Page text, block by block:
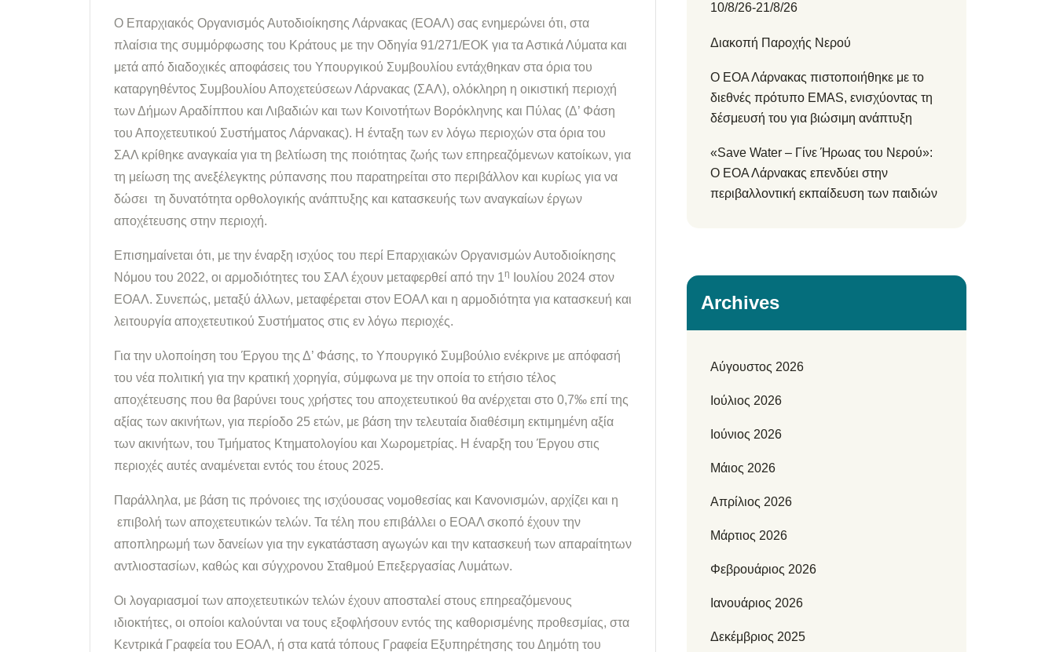
Ο Επαρχιακός Οργανισμός Αυτοδιοίκησης Λάρνακας (ΕΟΑΛ) σας ενημερώνει ότι, στα
πλαίσια της συμμόρφωσης του Κράτους με την Οδηγία 91/271/ΕΟΚ για τα Αστικά Λύματα και
μετά από διαδοχικές αποφάσεις του Υπουργικού Συμβουλίου εντάχθηκαν στα όρια του
καταργηθέντος Συμβουλίου Αποχετεύσεων Λάρνακας (ΣΑΛ), ολόκληρη η οικιστική περιοχή
των Δήμων Αραδίππου και Λιβαδιών και των Κοινοτήτων Βορόκληνης και Πύλας (Δ’ Φάση
του Αποχετευτικού Συστήματος Λάρνακας). Η ένταξη των εν λόγω περιοχών στα όρια του
ΣΑΛ κρίθηκε αναγκαία για τη βελτίωση της ποιότητας ζωής των επηρεαζόμενων κατοίκων, για
τη μείωση της ανεξέλεγκτης ρύπανσης που παρατηρείται στο περιβάλλον και κυρίως για να
δώσει τη δυνατότητα ορθολογικής ανάπτυξης και κατασκευής των αναγκαίων έργων
αποχέτευσης στην περιοχή.
Επισημαίνεται ότι, με την έναρξη ισχύος του περί Επαρχιακών Οργανισμών Αυτοδιοίκησης
Νόμου του 2022, οι αρμοδιότητες του ΣΑΛ έχουν μεταφερθεί από την 1η
Ιουλίου 2024 στον
ΕΟΑΛ. Συνεπώς, μεταξύ άλλων, μεταφέρεται στον ΕΟΑΛ και η αρμοδιότητα για κατασκευή και
λειτουργία αποχετευτικού Συστήματος στις εν λόγω περιοχές.
Για την υλοποίηση του Έργου της Δ’ Φάσης, το Υπουργικό Συμβούλιο ενέκρινε με απόφασή
του νέα πολιτική για την κρατική χορηγία, σύμφωνα με την οποία το ετήσιο τέλος
αποχέτευσης που θα βαρύνει τους χρήστες του αποχετευτικού θα ανέρχεται στο 0,7‰ επί της
αξίας των ακινήτων, για περίοδο 25 ετών, με βάση την τελευταία διαθέσιμη εκτιμημένη αξία
των ακινήτων, του Τμήματος Κτηματολογίου και Χωρομετρίας. Η έναρξη του Έργου στις
περιοχές αυτές αναμένεται εντός του έτους 2025.
Παράλληλα, με βάση τις πρόνοιες της ισχύουσας νομοθεσίας και Κανονισμών, αρχίζει και η
επιβολή των αποχετευτικών τελών. Τα τέλη που επιβάλλει ο ΕΟΑΛ σκοπό έχουν την
αποπληρωμή των δανείων για την εγκατάσταση αγωγών και την κατασκευή των απαραίτητων
αντλιοστασίων, καθώς και σύγχρονου Σταθμού Επεξεργασίας Λυμάτων.
Οι λογαριασμοί των αποχετευτικών τελών έχουν αποσταλεί στους επηρεαζόμενους
ιδιοκτήτες, οι οποίοι καλούνται να τους εξοφλήσουν εντός της καθορισμένης προθεσμίας, στα
Κεντρικά Γραφεία του ΕΟΑΛ, ή στα κατά τόπους Γραφεία Εξυπηρέτησης του Δημότη του
10/8/26-21/8/26
Διακοπή Παροχής Νερού
Ο ΕΟΑ Λάρνακας πιστοποιήθηκε με το
διεθνές πρότυπο EMAS, ενισχύοντας τη
δέσμευσή του για βιώσιμη ανάπτυξη
«Save Water – Γίνε Ήρωας του Νερού»:
Ο ΕΟΑ Λάρνακας επενδύει στην
περιβαλλοντική εκπαίδευση των παιδιών
Archives
Αύγουστος 2026
Ιούλιος 2026
Ιούνιος 2026
Μάιος 2026
Απρίλιος 2026
Μάρτιος 2026
Φεβρουάριος 2026
Ιανουάριος 2026
Δεκέμβριος 2025